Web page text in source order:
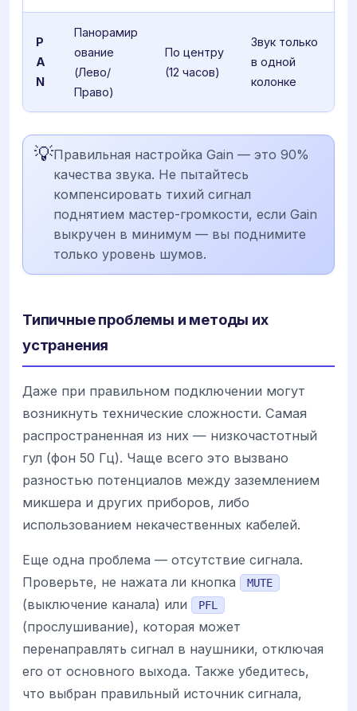
P
A
N
Панорамир
ование
(Лево/
Право)
По центру
(12 часов)
Звук только
в одной
колонке
💡Правильная настройка Gain — это 90%
качества звука. Не пытайтесь
компенсировать тихий сигнал
поднятием мастер-громкости, если Gain
выкручен в минимум — вы поднимите
только уровень шумов.
Типичные проблемы и методы их
устранения
Даже при правильном подключении могут
возникнуть технические сложности. Самая
распространенная из них — низкочастотный
гул (фон 50 Гц). Чаще всего это вызвано
разностью потенциалов между заземлением
микшера и других приборов, либо
использованием некачественных кабелей.
Еще одна проблема — отсутствие сигнала.
Проверьте, не нажата ли кнопка
MUTE
(выключение канала) или PFL
(прослушивание), которая может
перенаправлять сигнал в наушники, отключая
его от основного выхода. Также убедитесь,
что выбран правильный источник сигнала,